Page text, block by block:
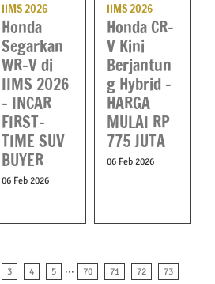
IIMS 2026
Honda
Segarkan
WR-V di
IIMS 2026
– INCAR
FIRST-
TIME SUV
BUYER
06 Feb 2026
IIMS 2026
Honda CR-
V Kini
Berjantun
g Hybrid –
HARGA
MULAI RP
775 JUTA
06 Feb 2026
3 4 5 ··· 70 71 72
73